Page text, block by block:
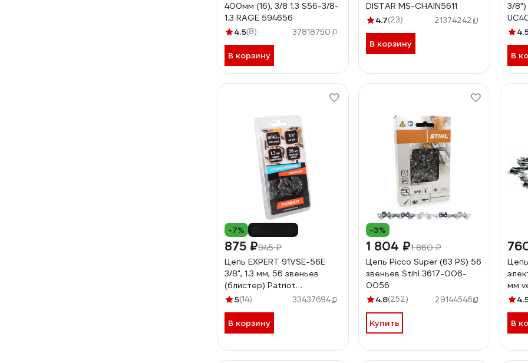
400мм (16), 3/8 1.3 S56-3/8-
1.3 RAGE 594656
4.5(8) 37818750
В корзину
DISTAR MS-CHAIN5611
4.7(23) 21374242
В корзину
3/8")
В
-7%
875 ₽945 ₽
Цепь EXPERT 91VSE-56E
3/8", 1.3 мм, 56 звеньев
(блистер) Patriot
862351356
5(14) 33437694
В корзину
-3%
1 804 ₽1 860 ₽
Цепь Picco Super (63 PS) 56
звеньев Stihl 3617-006-
0056
4.8(252) 29144546
Купить
мм
В